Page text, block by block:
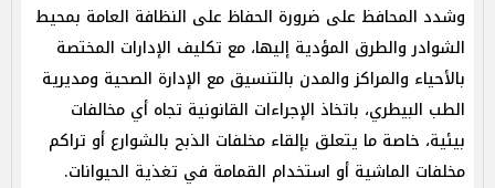
وشدد المحافظ على ضرورة الحفاظ على النظافة العامة بمحيط
الشوادر والطرق المؤدية إليها، مع تكليف الإدارات المختصة
بالأحياء والمراكز والمدن بالتنسيق مع الإدارة الصحية ومديرية
الطب البيطري، باتخاذ الإجراءات القانونية تجاه أي مخالفات
بيئية، خاصة ما يتعلق بإلقاء مخلفات الذبح بالشوارع أو تراكم
مخلفات الماشية أو استخدام القمامة في تغذية الحيوانات.